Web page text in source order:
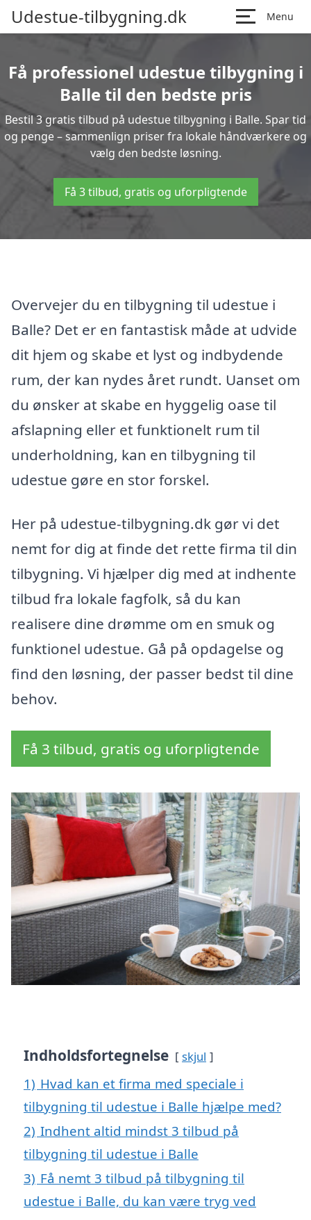
Udestue-tilbygning.dk Menu
Få professionel udestue tilbygning i
Balle til den bedste pris
Bestil 3 gratis tilbud på udestue tilbygning i Balle. Spar tid
og penge – sammenlign priser fra lokale håndværkere og
vælg den bedste løsning.
Få 3 tilbud, gratis og uforpligtende
Overvejer du en tilbygning til udestue i
Balle? Det er en fantastisk måde at udvide
dit hjem og skabe et lyst og indbydende
rum, der kan nydes året rundt. Uanset om
du ønsker at skabe en hyggelig oase til
afslapning eller et funktionelt rum til
underholdning, kan en tilbygning til
udestue gøre en stor forskel.
Her på udestue-tilbygning.dk gør vi det
nemt for dig at finde det rette firma til din
tilbygning. Vi hjælper dig med at indhente
tilbud fra lokale fagfolk, så du kan
realisere dine drømme om en smuk og
funktionel udestue. Gå på opdagelse og
find den løsning, der passer bedst til dine
behov.
Få 3 tilbud, gratis og uforpligtende
Indholdsfortegnelse skjul
1) Hvad kan et firma med speciale i
tilbygning til udestue i Balle hjælpe med?
2) Indhent altid mindst 3 tilbud på
tilbygning til udestue i Balle
3) Få nemt 3 tilbud på tilbygning til
udestue i Balle, du kan være tryg ved